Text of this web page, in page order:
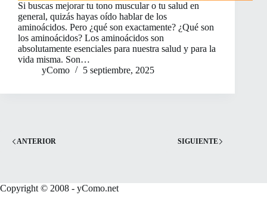
Si buscas mejorar tu tono muscular o tu salud en
general, quizás hayas oído hablar de los
aminoácidos. Pero ¿qué son exactamente? ¿Qué son
los aminoácidos? Los aminoácidos son
absolutamente esenciales para nuestra salud y para la
vida misma. Son…
yComo
5 septiembre, 2025
ANTERIOR SIGUIENTE
Copyright © 2008 - yComo.net